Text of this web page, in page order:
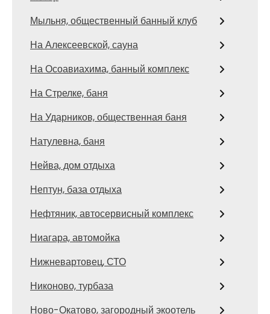
Мыльня, общественный банный клуб
На Алексеевской, сауна
На Осоавиахима, банный комплекс
На Стрелке, баня
На Ударников, общественная баня
Натулевна, баня
Нейва, дом отдыха
Нептун, база отдыха
Нефтяник, автосервисный комплекс
Ниагара, автомойка
Нижневартовец, СТО
Никоново, турбаза
Ново-Окатово, загородный экоотель